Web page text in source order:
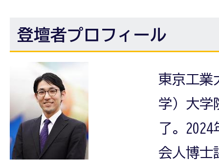
登壇者プロフィール
東京工業
学）大学
了。
会人博士